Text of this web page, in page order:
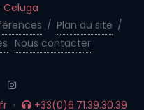
Celuga
/ Plan du site /
Nous contacter
· +33(0)6.71.39.30.39